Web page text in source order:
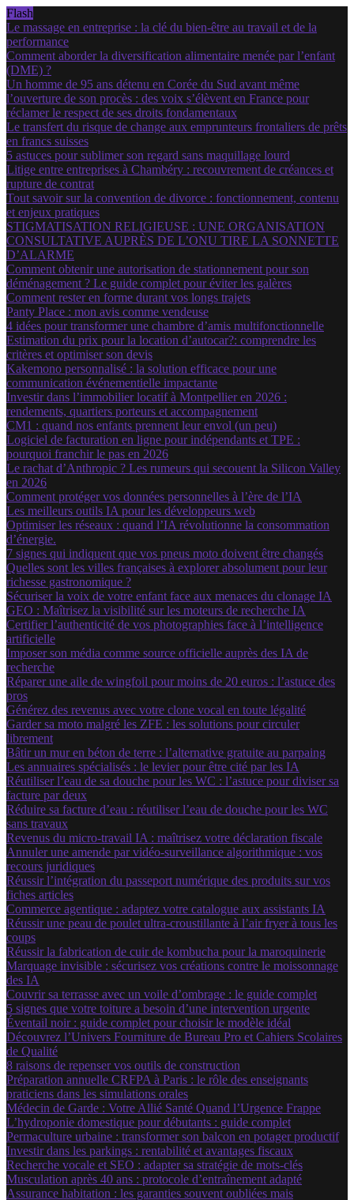
Flash
Le massage en entreprise : la clé du bien-être au travail et de la
performance
Comment aborder la diversification alimentaire menée par l’enfant
(DME) ?
Un homme de 95 ans détenu en Corée du Sud avant même
l’ouverture de son procès : des voix s’élèvent en France pour
réclamer le respect de ses droits fondamentaux
Le transfert du risque de change aux emprunteurs frontaliers de prêts
en francs suisses
5 astuces pour sublimer son regard sans maquillage lourd
Litige entre entreprises à Chambéry : recouvrement de créances et
rupture de contrat
Tout savoir sur la convention de divorce : fonctionnement, contenu
et enjeux pratiques
STIGMATISATION RELIGIEUSE : UNE ORGANISATION
CONSULTATIVE AUPRÈS DE L’ONU TIRE LA SONNETTE
D’ALARME
Comment obtenir une autorisation de stationnement pour son
déménagement ? Le guide complet pour éviter les galères
Comment rester en forme durant vos longs trajets
Panty Place : mon avis comme vendeuse
4 idées pour transformer une chambre d’amis multifonctionnelle
Estimation du prix pour la location d’autocar?: comprendre les
critères et optimiser son devis
Kakemono personnalisé : la solution efficace pour une
communication événementielle impactante
Investir dans l’immobilier locatif à Montpellier en 2026 :
rendements, quartiers porteurs et accompagnement
CM1 : quand nos enfants prennent leur envol (un peu)
Logiciel de facturation en ligne pour indépendants et TPE :
pourquoi franchir le pas en 2026
Le rachat d’Anthropic ? Les rumeurs qui secouent la Silicon Valley
en 2026
Comment protéger vos données personnelles à l’ère de l’IA
Les meilleurs outils IA pour les développeurs web
Optimiser les réseaux : quand l’IA révolutionne la consommation
d’énergie.
7 signes qui indiquent que vos pneus moto doivent être changés
Quelles sont les villes françaises à explorer absolument pour leur
richesse gastronomique ?
Sécuriser la voix de votre enfant face aux menaces du clonage IA
GEO : Maîtrisez la visibilité sur les moteurs de recherche IA
Certifier l’authenticité de vos photographies face à l’intelligence
artificielle
Imposer son média comme source officielle auprès des IA de
recherche
Réparer une aile de wingfoil pour moins de 20 euros : l’astuce des
pros
Générez des revenus avec votre clone vocal en toute légalité
Garder sa moto malgré les ZFE : les solutions pour circuler
librement
Bâtir un mur en béton de terre : l’alternative gratuite au parpaing
Les annuaires spécialisés : le levier pour être cité par les IA
Réutiliser l’eau de sa douche pour les WC : l’astuce pour diviser sa
facture par deux
Réduire sa facture d’eau : réutiliser l’eau de douche pour les WC
sans travaux
Revenus du micro-travail IA : maîtrisez votre déclaration fiscale
Annuler une amende par vidéo-surveillance algorithmique : vos
recours juridiques
Réussir l’intégration du passeport numérique des produits sur vos
fiches articles
Commerce agentique : adaptez votre catalogue aux assistants IA
Réussir une peau de poulet ultra-croustillante à l’air fryer à tous les
coups
Réussir la fabrication de cuir de kombucha pour la maroquinerie
Marquage invisible : sécurisez vos créations contre le moissonnage
des IA
Couvrir sa terrasse avec un voile d’ombrage : le guide complet
5 signes que votre toiture a besoin d’une intervention urgente
Éventail noir : guide complet pour choisir le modèle idéal
Découvrez l’Univers Fourniture de Bureau Pro et Cahiers Scolaires
de Qualité
8 raisons de repenser vos outils de construction
Préparation annuelle CRFPA à Paris : le rôle des enseignants
praticiens dans les simulations orales
Médecin de Garde : Votre Allié Santé Quand l’Urgence Frappe
L’hydroponie domestique pour débutants : guide complet
Permaculture urbaine : transformer son balcon en potager productif
Investir dans les parkings : rentabilité et avantages fiscaux
Recherche vocale et SEO : adapter sa stratégie de mots-clés
Musculation après 40 ans : protocole d’entraînement adapté
Assurance habitation : les garanties souvent oubliées mais